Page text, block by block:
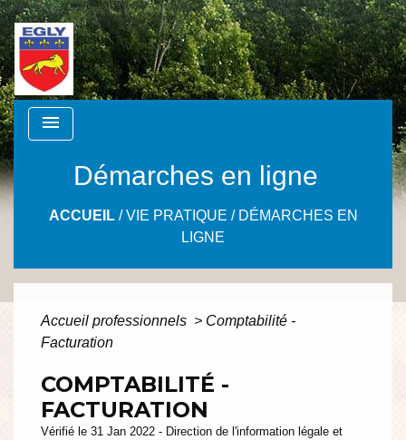
menu
Démarches en ligne
ACCUEIL/VIE PRATIQUE / DÉMARCHES EN
LIGNE
Accueil professionnels > Comptabilité -
Facturation
COMPTABILITÉ -
FACTURATION
Vérifié le 31 Jan 2022 - Direction de l'information légale et